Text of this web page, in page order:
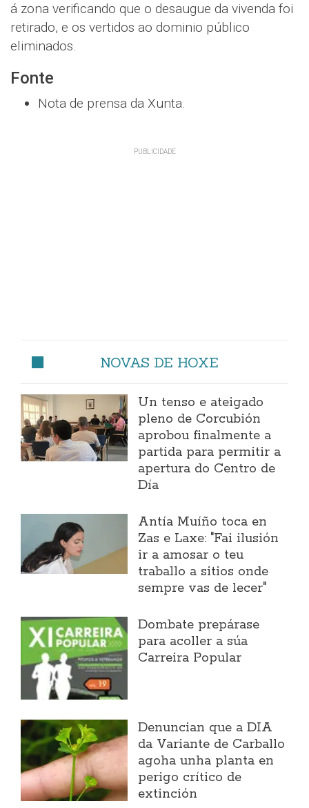
á zona verificando que o desaugue da vivenda foi
retirado, e os vertidos ao dominio público
eliminados.
Fonte
Nota de prensa da Xunta.
NOVAS DE HOXE
Un tenso e ateigado
pleno de Corcubión
aprobou finalmente a
partida para permitir a
apertura do Centro de
Día
Antía Muíño toca en
Zas e Laxe: "Fai ilusión
ir a amosar o teu
traballo a sitios onde
sempre vas de lecer"
Dombate prepárase
para acoller a súa
Carreira Popular
Denuncian que a DIA
da Variante de Carballo
agoha unha planta en
perigo crítico de
extinción